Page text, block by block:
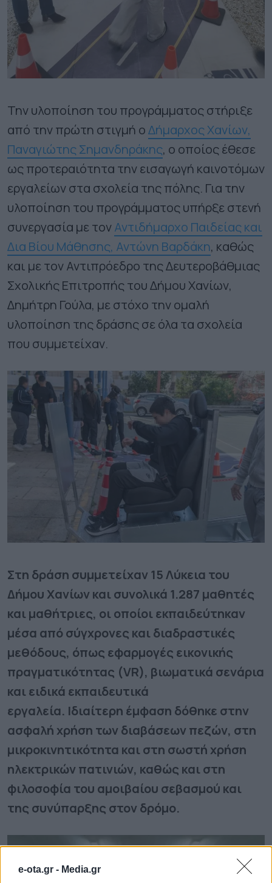
e-ota.gr - Media.gr
Την υλοποίηση του προγράμματος στήριξε
από την πρώτη στιγμή οΔήμαρχος Χανίων,
Παναγιώτης Σημανδηράκης, ο οποίος έθεσε
ως προτεραιότητα την εισαγωγή καινοτόμων
εργαλείων στα σχολεία της πόλης. Για την
υλοποίηση του προγράμματος υπήρξε στενή
συνεργασία με τονΑντιδήμαρχο Παιδείας και
Δια Βίου Μάθησης, Αντώνη Βαρδάκη, καθώς
και με τον Αντιπρόεδρο της Δευτεροβάθμιας
Σχολικής Επιτροπής του Δήμου Χανίων,
Δημήτρη Γούλα, με στόχο την ομαλή
υλοποίηση της δράσης σε όλα τα σχολεία
που συμμετείχαν.
Στη δράση συμμετείχαν 15 Λύκεια του
Δήμου Χανίων και συνολικά 1.287 μαθητές
και μαθήτριες, οι οποίοι εκπαιδεύτηκαν
μέσα από σύγχρονες και διαδραστικές
μεθόδους, όπως εφαρμογές εικονικής
πραγματικότητας (VR), βιωματικά σενάρια
και ειδικά εκπαιδευτικά
εργαλεία. Ιδιαίτερη έμφαση δόθηκε στην
ασφαλή χρήση των διαβάσεων πεζών, στη
μικροκινητικότητα και στη σωστή χρήση
ηλεκτρικών πατινιών, καθώς και στη
φιλοσοφία του αμοιβαίου σεβασμού και
της συνύπαρξης στον δρόμο.